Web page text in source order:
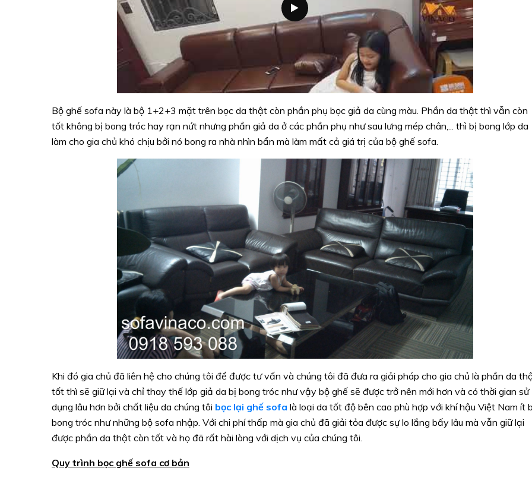
Bộ ghế sofa này là bộ 1+2+3 mặt trên bọc da thật còn phần phụ bọc giả da cùng màu. Phần da thật thì vẫn còn
tốt không bị bong tróc hay rạn nứt nhưng phần giả da ở các phần phụ như sau lưng mép chân,... thì bị bong lớp da
làm cho gia chủ khó chịu bởi nó bong ra nhà nhìn bẩn mà làm mất cả giá trị của bộ ghế sofa.
Khi đó gia chủ đã liên hệ cho chúng tôi để được tư vấn và chúng tôi đã đưa ra giải pháp cho gia chủ là phần da
tốt thì sẽ giữ lại và chỉ thay thế lớp giả da bị bong tróc như vậy bộ ghế sẽ được trở nên mới hơn và có thời gian sử
dụng lâu hơn bởi chất liệu da chúng tôi bọc lại ghế sofa là loại da tốt độ bên cao phù hợp với khí hậu Việt Nam ít
bong tróc như những bộ sofa nhập. Với chi phí thấp mà gia chủ đã giải tỏa được sự lo lắng bấy lâu mà vẫn giữ lại
được phần da thật còn tốt và họ đã rất hài lòng với dịch vụ của chúng tôi.
Quy trình bọc ghế sofa cơ bản